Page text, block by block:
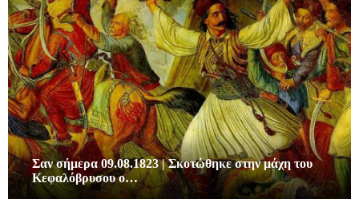
Σαν σήμερα 09.08.1823 | Σκοτώθηκε στην μάχη του
Κεφαλόβρυσου ο…